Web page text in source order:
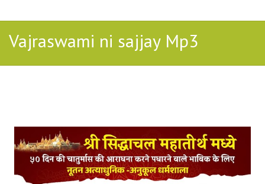
Vajraswami ni sajjay Mp3